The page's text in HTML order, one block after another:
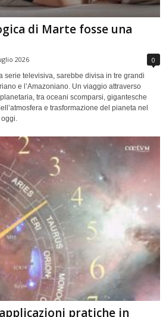
di Marte fosse una
2026 0
serie televisiva, sarebbe divisa in tre grandi
e l’Amazoniano. Un viaggio attraverso
tra oceani scomparsi, gigantesche
e trasformazione del pianeta nel
pratiche in